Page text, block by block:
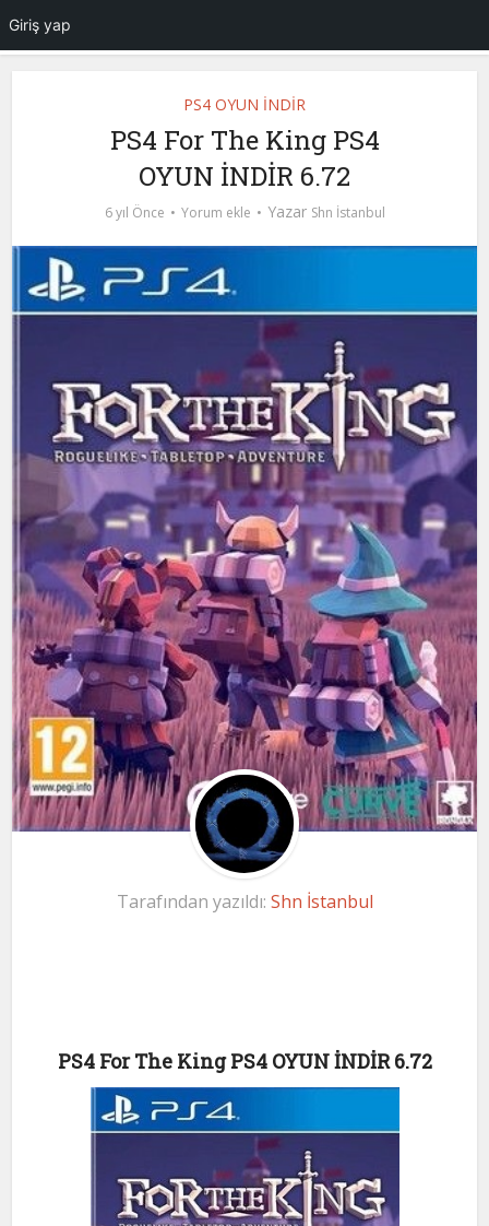
PS4 OYUN İNDİR
PS4 For The King PS4
OYUN İNDİR 6.72
6 yıl Önce Yorum ekle Yazar Shn İstanbul
Tarafından yazıldı: Shn İstanbul
PS4 For The King PS4 OYUN İNDİR 6.72
Giriş yap